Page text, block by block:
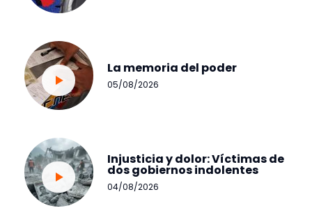
La memoria del poder
05/08/2026
Injusticia y dolor: Víctimas de
dos gobiernos indolentes
04/08/2026